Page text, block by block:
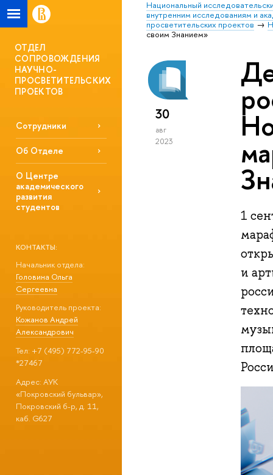
Национальный
внутренним исследованиям и
просветительских проектов
своим Знанием»
ОТДЕЛ
СОПРОВОЖДЕНИЯ
НАУЧНО-
ПРОСВЕТИТЕЛЬСКИХ
ПРОЕКТОВ
Сотрудники
Об Отделе
О Центре
академического
развития
студентов
КОНТАКТЫ:
Начальник отдела:
Головина Ольга
Сергеевна
Руководитель проекта:
Кожанов Андрей
Александрович
Тел: +7 (495) 772-95-90
*27467
Адрес: АУК
«Покровский бульвар»,
Покровский б-р, д. 11,
каб. G627
30
авг
2023
1
и